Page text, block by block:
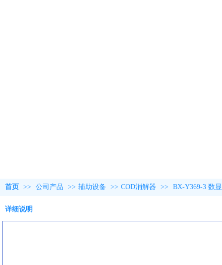
首页 >> 公司产品 >> 辅助设备 >> COD消解器 >> BX-Y369-3 数
详细说明